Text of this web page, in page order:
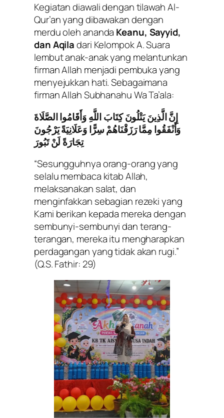
Kegiatan diawali dengan tilawah Al-
Qur’an yang dibawakan dengan
merdu oleh ananda Keanu, Sayyid,
dan Aqiladari Kelompok A. Suara
lembut anak-anak yang melantunkan
firman Allah menjadi pembuka yang
menyejukkan hati. Sebagaimana
firman Allah Subhanahu Wa Ta’ala:
إِنَّ الَّذِينَ يَتْلُونَ كِتَابَ اللَّهِ وَأَقَامُوا الصَّلَاةَ
وَأَنْفَقُوا مِمَّا رَزَقْنَاهُمْ سِرًّا وَعَلَانِيَةً يَرْجُونَ
تِجَارَةً لَنْ تَبُورَ
“Sesungguhnya orang-orang yang
selalu membaca kitab Allah,
melaksanakan salat, dan
menginfakkan sebagian rezeki yang
Kami berikan kepada mereka dengan
sembunyi-sembunyi dan terang-
terangan, mereka itu mengharapkan
perdagangan yang tidak akan rugi.”
(Q.S. Fathir: 29)